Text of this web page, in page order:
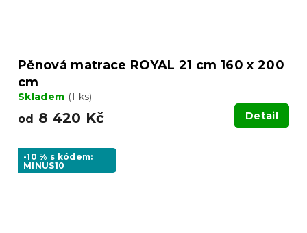
Pěnová matrace ROYAL 21 cm 160 x 200
cm
Skladem (1 ks)
od 8 420 Kč Detail
-10 % s kódem:
MINUS10